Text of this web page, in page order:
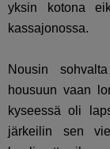
yksin kotona
kassajonossa.
Nousin
housuun vaan
kyseessä oli
järkeilin sen